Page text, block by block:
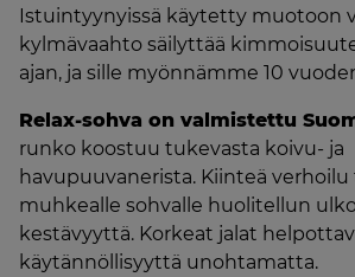
Istuintyynyissä käytetty muotoon
kylmävaahto säilyttää
ajan, ja sille myönnämme 10
Relax-sohva on valmistettu
runko koostuu tukevasta koivu- ja
havupuuvanerista. Kiinteä
muhkealle sohvalle huolitellun
kestävyyttä. Korkeat jalat
käytännöllisyyttä unohtamatta.